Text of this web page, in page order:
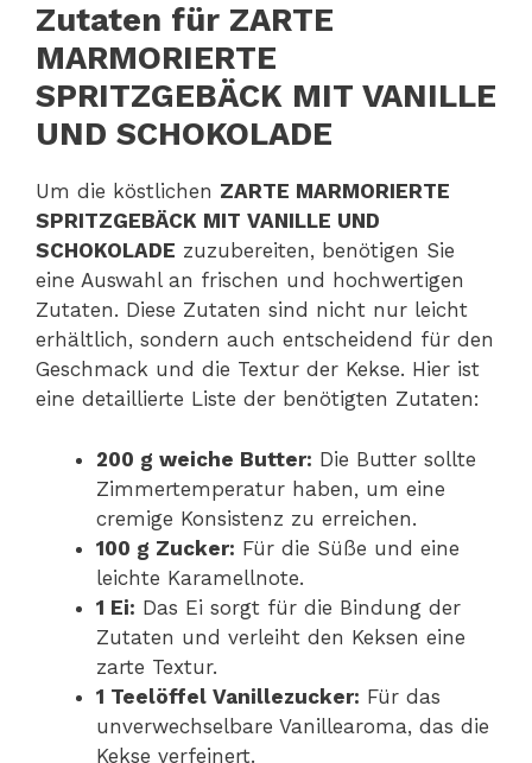
Zutaten für ZARTE
MARMORIERTE
SPRITZGEBÄCK MIT VANILLE
UND SCHOKOLADE
Um die köstlichen ZARTE MARMORIERTE
SPRITZGEBÄCK MIT VANILLE UND
SCHOKOLADE zuzubereiten, benötigen Sie
eine Auswahl an frischen und hochwertigen
Zutaten. Diese Zutaten sind nicht nur leicht
erhältlich, sondern auch entscheidend für den
Geschmack und die Textur der Kekse. Hier ist
eine detaillierte Liste der benötigten Zutaten:
200 g weiche Butter: Die Butter sollte
Zimmertemperatur haben, um eine
cremige Konsistenz zu erreichen.
100 g Zucker: Für die Süße und eine
leichte Karamellnote.
1 Ei: Das Ei sorgt für die Bindung der
Zutaten und verleiht den Keksen eine
zarte Textur.
1 Teelöffel Vanillezucker: Für das
unverwechselbare Vanillearoma, das die
Kekse verfeinert.